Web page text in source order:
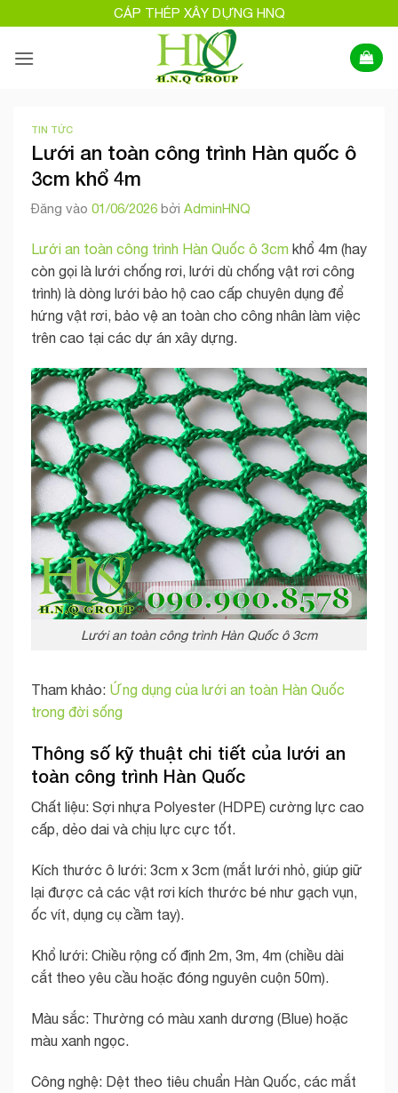
qua
nội
CÁP THÉP XÂY DỰNG HNQ
TIN TỨC
Lưới an toàn công trình Hàn quốc ô
3cm khổ 4m
Đăng vào 01/06/2026 bởi AdminHNQ
Lưới an toàn công trình Hàn Quốc ô 3cm khổ 4m (hay
còn gọi là lưới chống rơi, lưới dù chống vật rơi công
trình) là dòng lưới bảo hộ cao cấp chuyên dụng để
hứng vật rơi, bảo vệ an toàn cho công nhân làm việc
trên cao tại các dự án xây dựng.
Lưới an toàn công trình Hàn Quốc ô 3cm
Tham khảo: Ứng dụng của lưới an toàn Hàn Quốc
trong đời sống
Thông số kỹ thuật chi tiết của lưới an
toàn công trình Hàn Quốc
Chất liệu: Sợi nhựa Polyester (HDPE) cường lực cao
cấp, dẻo dai và chịu lực cực tốt.
Kích thước ô lưới: 3cm x 3cm (mắt lưới nhỏ, giúp giữ
lại được cả các vật rơi kích thước bé như gạch vụn,
ốc vít, dụng cụ cầm tay).
Khổ lưới: Chiều rộng cố định 2m, 3m, 4m (chiều dài
cắt theo yêu cầu hoặc đóng nguyên cuộn 50m).
Màu sắc: Thường có màu xanh dương (Blue) hoặc
màu xanh ngọc.
Công nghệ: Dệt theo tiêu chuẩn Hàn Quốc, các mắt